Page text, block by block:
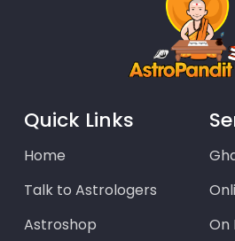
Quick Links
Home
Talk to Astrologers
Astroshop
On